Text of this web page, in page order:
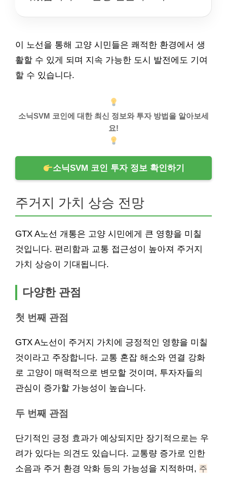
이 노선을 통해 고양 시민들은 쾌적한 환경에서 생
활할 수 있게 되며 지속 가능한 도시 발전에도 기여
할 수 있습니다.
소닉SVM 코인에 대한 최신 정보와 투자 방법을 알아보세
요!
소닉SVM 코인 투자 정보 확인하기
주거지 가치 상승 전망
GTX A노선 개통은 고양 시민에게 큰 영향을 미칠
것입니다. 편리함과 교통 접근성이 높아져 주거지
가치 상승이 기대됩니다.
다양한 관점
첫 번째 관점
GTX A노선이 주거지 가치에 긍정적인 영향을 미칠
것이라고 주장합니다. 교통 혼잡 해소와 연결 강화
로 고양이 매력적으로 변모할 것이며, 투자자들의
관심이 증가할 가능성이 높습니다.
두 번째 관점
단기적인 긍정 효과가 예상되지만 장기적으로는 우
려가 있다는 의견도 있습니다. 교통량 증가로 인한
소음과 주거 환경 악화 등의 가능성을 지적하며, 주